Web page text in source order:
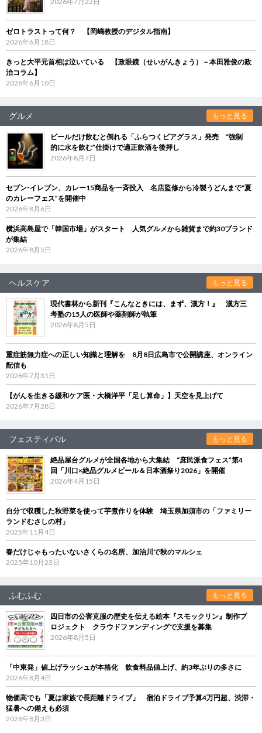
ゼロトラストって何？ 【岡嶋教授のデジタル指南】
2026年6月18日
きっと大平元首相は泣いている 【政眼鏡（せいがんきょう）－本田雅俊の政
治コラム】
2026年6月10日
グルメ もっと見る
ビールだけ飲むと倒れる「ふらつくビアグラス」発売 “強制
的に水を飲む”仕掛けで適正飲酒を後押し
2026年8月7日
セブン‐イレブン、カレー15商品を一斉投入 名店監修から冷製うどんまで“夏
のカレーフェス”を開催中
2026年8月6日
横浜高島屋で「韓国市場」がスタート 人気グルメから雑貨まで約30ブランド
が集結
2026年8月5日
ヘルスケア もっと見る
現代書林から新刊『こんなときには、まず、漢方！』 漢方三
考塾の15人の医師や薬剤師が執筆
2026年8月5日
重症筋無力症への正しい知識と理解を 8月8日広島市で公開講座、オンライン
配信も
2026年7月31日
【がんを生きる緩和ケア医・大橋洋平「足し算命」】天空を見上げて
2026年7月28日
フェスティバル もっと見る
絶品屋台グルメが全国各地から大集結 “庶民派食フェス”第4
回「川口×絶品グルメビール＆日本酒祭り2026」を開催
2026年4月15日
自分で収穫した秋野菜を使って芋煮作りを体験 埼玉県加須市の「ファミリー
ランドむさしの村」
2025年11月4日
春だけじゃもったいないさくらの名所、加治川で秋のマルシェ
2025年10月23日
ふむふむ もっと見る
四日市の公害克服の歴史を伝える絵本『スモックリン』制作プ
ロジェクト クラウドファンディングで支援を募集
2026年8月5日
「中東発」値上げラッシュが本格化 飲食料品値上げ、約3年ぶりの多さに
2026年8月4日
物価高でも「夏は家族で長距離ドライブ」 宿泊ドライブ予算4万円超、渋滞・
猛暑への備えも必須
2026年8月3日